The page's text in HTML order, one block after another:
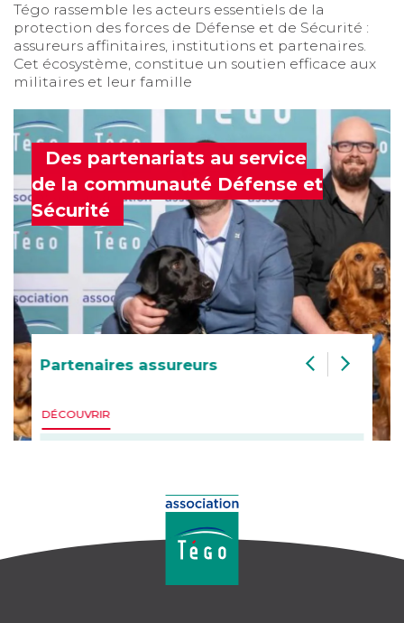
Tégo rassemble les acteurs essentiels de la
protection des forces de Défense et de Sécurité :
assureurs affinitaires, institutions et partenaires.
Cet écosystème, constitue un soutien efficace aux
militaires et leur famille
Des partenariats au service
de la communauté Défense et
Sécurité
Partenaires assureurs
DÉCOUVRIR